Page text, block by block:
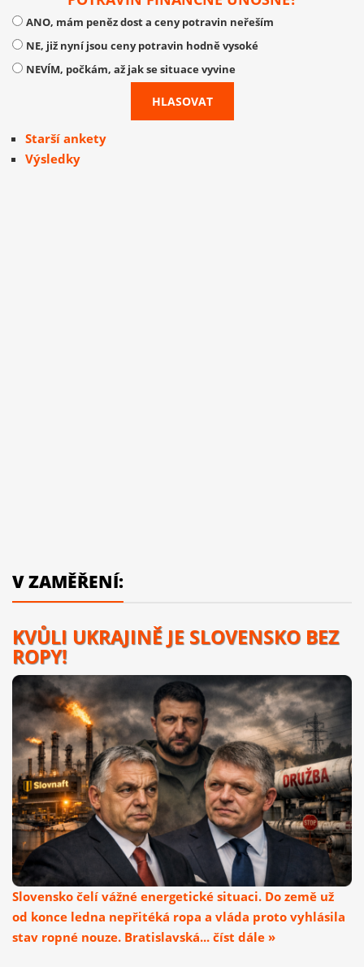
ANO, mám peněz dost a ceny potravin neřeším
NE, již nyní jsou ceny potravin hodně vysoké
NEVÍM, počkám, až jak se situace vyvine
Starší ankety
Výsledky
V ZAMĚŘENÍ:
KVŮLI UKRAJINĚ JE SLOVENSKO BEZ
ROPY!
Slovensko čelí vážné energetické situaci. Do země už
od konce ledna nepřitéká ropa a vláda proto vyhlásila
stav ropné nouze. Bratislavská... číst dále »